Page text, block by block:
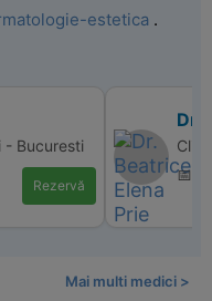
estetica .
- Bucuresti
Rezervă
Dr.
📅
Mai multi medici >